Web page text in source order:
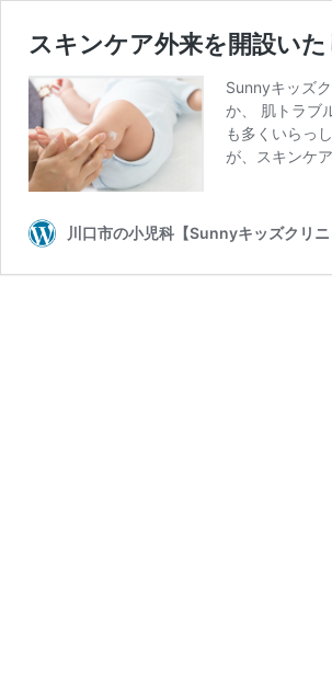
スキンケア外来を開設い
Sunnyキッズ
か、 肌トラブ
も多くいらっ
が、スキンケ
川口市の小児科【Sunnyキッズクリ